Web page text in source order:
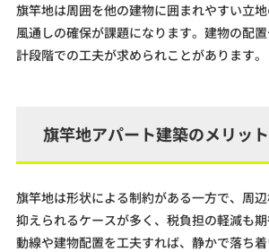
旗竿地は周囲を他の建物に囲まれやすい立
風通しの確保が課題になります。建物の配
計段階での工夫が求められことがあります。
旗竿地アパート建築のメリット
旗竿地は形状による制約がある一方で、周
抑えられるケースが多く、税負担の軽減も期
動線や建物配置を工夫すれば、静かで落ち